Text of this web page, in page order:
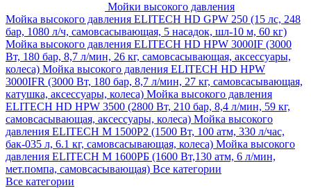
Мойки высокого давления
Мойка высокого давления ELITECH HD GPW 250 (15 лс, 248
бар, 1080 л/ч, самовсасывающая, 5 насадок, шл-10 м, 60 кг)
Мойка высокого давления ELITECH HD HPW 3000IF (3000
Вт, 180 бар, 8,7 л/мин, 26 кг, самовсасывающая, аксессуары,
колеса) Мойка высокого давления ELITECH HD HPW
3000IFR (3000 Вт, 180 бар, 8,7 л/мин, 27 кг, самовсасывающая,
катушка, аксессуары, колеса) Мойка высокого давления
ELITECH HD HPW 3500 (2800 Вт, 210 бар, 8,4 л/мин, 59 кг,
самовсасывающая, аксессуары, колеса) Мойка высокого
давления ELITECH M 1500P2 (1500 Вт, 100 атм, 330 л/час,
бак-035 л, 6.1 кг, самовсасывающая, колеса) Мойка высокого
давления ELITECH М 1600РБ (1600 Вт,130 атм, 6 л/мин,
мет.помпа, самовсасывающая) Все категории
Все категории